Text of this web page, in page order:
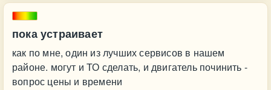
пока устраивает
как по мне, один из лучших сервисов в нашем
районе. могут и ТО сделать, и двигатель починить -
вопрос цены и времени